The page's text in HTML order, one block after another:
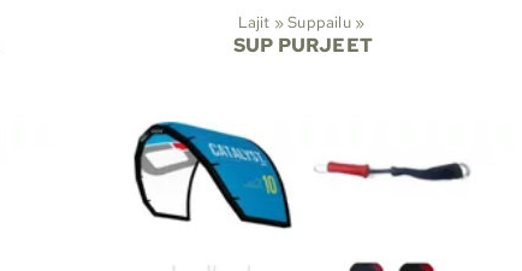
Lajit ‪»Suppailu ‪»
SUP PURJEET